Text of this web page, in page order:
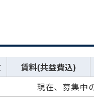
賃料(共益費込)
現在、募集中